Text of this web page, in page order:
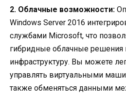
2. Облачные возможности:
Windows Server 2016
службами Microsoft, что
гибридные облачные решения
инфраструктуру. Вы можете
управлять виртуальными
также обменяться данными